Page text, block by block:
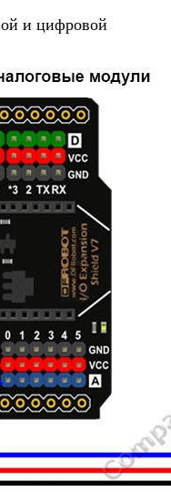
и цифровой